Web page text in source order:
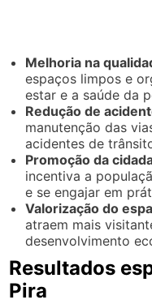
Melhoria na
espaços limpos e
estar e a saúde da
Redução de
manutenção das
acidentes de
Promoção da
incentiva a
e se engajar em
Valorização do
atraem mais
desenvolvimento
Resultados
Pira